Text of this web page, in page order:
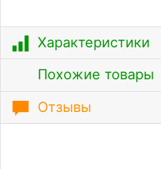
Характеристики
Похожие товары
Отзывы